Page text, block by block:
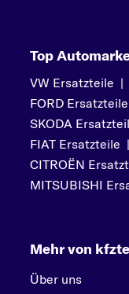
Top
VW Ersatzteile |
FORD Ersatzteile
SKODA
FIAT Ersatzteile |
CITROËN
MITSUBISHI
Mehr von
Über uns